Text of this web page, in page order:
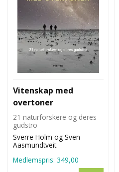
Vitenskap med
overtoner
21 naturforskere og deres
gudstro
Sverre Holm og Sven
Aasmundtveit
Medlemspris: 349,00